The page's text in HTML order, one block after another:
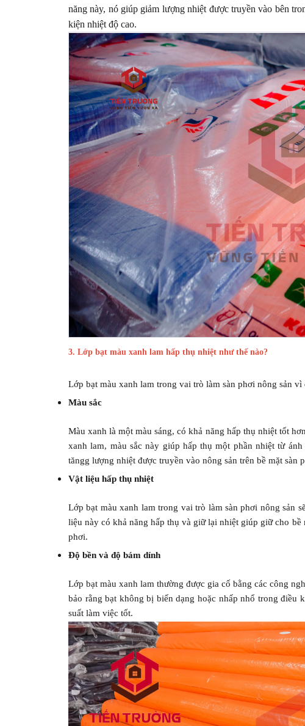
năng này, nó giúp giảm lượng nhiệt được truyền vào bên
kiện nhiệt độ cao.
3. Lớp bạt màu xanh lam hấp thụ nhiệt như thế nào?
Lớp bạt màu xanh lam trong vai trò làm sàn phơi nông sản
Màu sắc
Màu xanh là một màu sáng, có khả năng hấp thụ nhiệt tốt
xanh lam, màu sắc này giúp hấp thụ một phần nhiệt từ
tăngg lượng nhiệt được truyền vào nông sản trên bề mặt sàn
Vật liệu hấp thụ nhiệt
Lớp bạt màu xanh lam trong vai trò làm sàn phơi nông sản
liệu này có khả năng hấp thụ và giữ lại nhiệt giúp giữ cho
phơi.
Độ bền và độ bám dính
Lớp bạt màu xanh lam thường được gia cố bằng các công
bảo rằng bạt không bị biến dạng hoặc nhấp nhổ trong
suất làm việc tốt.